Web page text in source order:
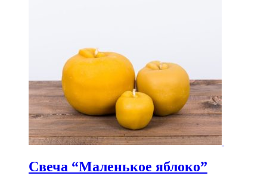
Свеча “Маленькое яблоко”